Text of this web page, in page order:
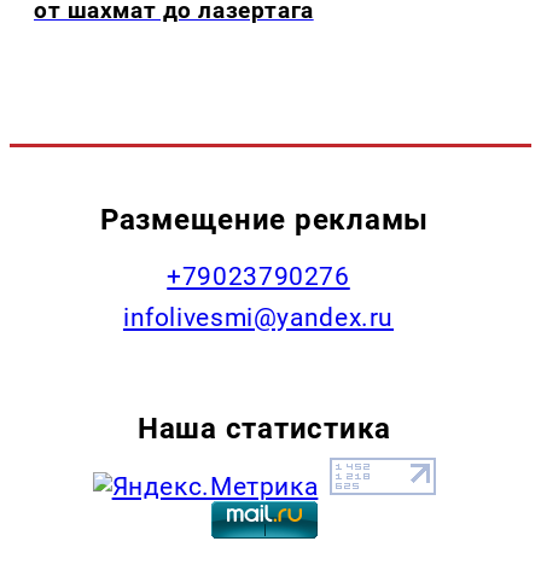
от шахмат до лазертага
Размещение рекламы
+79023790276
infolivesmi@yandex.ru
Наша статистика